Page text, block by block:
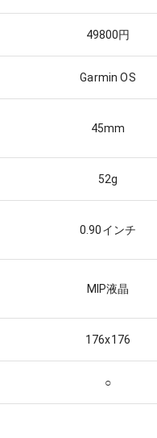
49800円
Garmin OS
45mm
52g
0.90インチ
MIP液晶
176x176
○